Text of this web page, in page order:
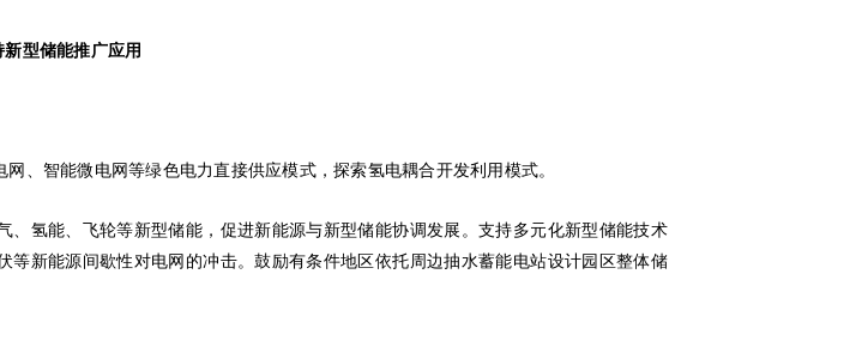
新型储能推广应用
、智能微电网等绿色电力直接供应模式，探索氢电耦合开发利用模式。
氢能、飞轮等新型储能，促进新能源与新型储能协调发展。支持多元化新型储能技术
新能源间歇性对电网的冲击。鼓励有条件地区依托周边抽水蓄能电站设计园区整体储